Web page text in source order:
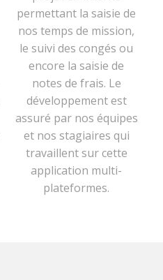
permettant la saisie de
nos temps de mission,
le suivi des congés ou
encore la saisie de
notes de frais. Le
développement est
assuré par nos équipes
et nos stagiaires qui
travaillent sur cette
application multi-
plateformes.